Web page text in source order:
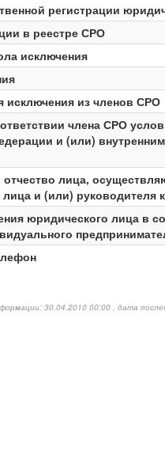
регистрации
в реестре СРО
исключения
исключения из членов СРО
члена СРО
и (или)
лица,
и (или) руководителя
юридического лица в
30.04.2010 00:00 , дата